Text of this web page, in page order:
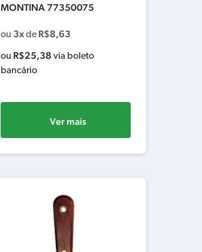
MONTINA 77350075
ou 3xde R$8,63
ou R$25,38 via boleto
bancário
Ver mais